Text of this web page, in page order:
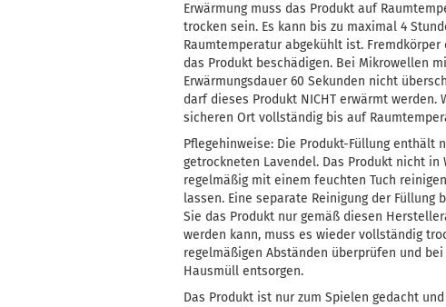
Erwärmung muss das Produkt auf
trocken sein. Es kann bis zu maximal 4
Raumtemperatur abgekühlt ist.
das Produkt beschädigen. Bei Mikrowellen
Erwärmungsdauer 60 Sekunden nicht
darf dieses Produkt NICHT erwärmt
sicheren Ort vollständig bis auf
Pflegehinweise: Die Produkt-Füllung enthält
getrockneten Lavendel. Das Produkt nicht
regelmäßig mit einem feuchten Tuch
lassen. Eine separate Reinigung der Füllung
Sie das Produkt nur gemäß diesen
werden kann, muss es wieder vollständig
regelmäßigen Abständen überprüfen und
Hausmüll entsorgen.
Das Produkt ist nur zum Spielen gedacht